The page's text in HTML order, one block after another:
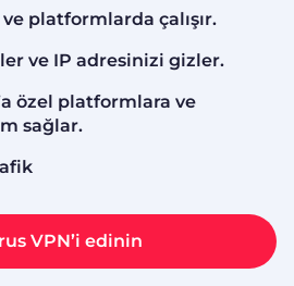
platformlarda çalışır.
ve IP adresinizi gizler.
özel platformlara ve
sağlar.
VPN’i edinin